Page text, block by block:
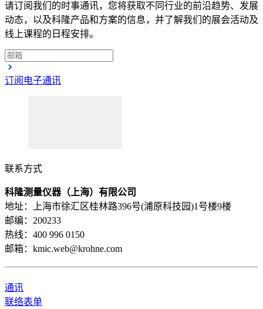
请订阅我们的时事通讯，您将获取不同行业的前沿趋势、发展
动态，以及科隆产品和方案的信息，并了解我们的展会活动及
线上课程的日程安排。
订阅电子通讯
联系方式
科隆测量仪器（上海）有限公司
地址：上海市徐汇区桂林路396号(浦原科技园)1号楼9楼
邮编：200233
热线：400 996 0150
邮箱：kmic.web@krohne.com
通讯
联络表单